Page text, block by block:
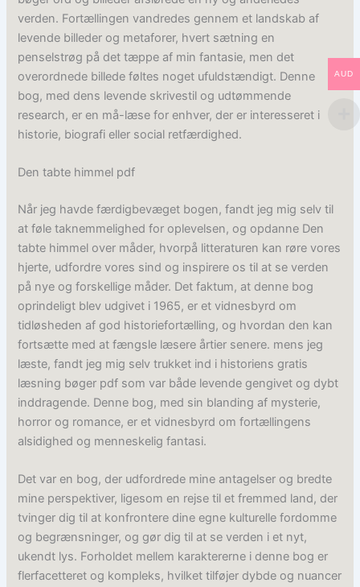
verden. Fortællingen vandredes gennem et landskab af
levende billeder og metaforer, hvert sætning en
penselstrøg på det tæppe af min fantasie, men det
overordnede billede føltes noget ufuldstændigt. Denne
bog, med dens levende skrivestil og udtømmende
research, er en må-læse for enhver, der er interesseret i
historie, biografi eller social retfærdighed.
Den tabte himmel pdf
Når jeg havde færdigbevæget bogen, fandt jeg mig selv til
at føle taknemmelighed for oplevelsen, og opdanne Den
tabte himmel over måder, hvorpå litteraturen kan røre vores
hjerte, udfordre vores sind og inspirere os til at se verden
på nye og forskellige måder. Det faktum, at denne bog
oprindeligt blev udgivet i 1965, er et vidnesbyrd om
tidløsheden af god historiefortælling, og hvordan den kan
fortsætte med at fængsle læsere årtier senere. mens jeg
læste, fandt jeg mig selv trukket ind i historiens gratis
læsning bøger pdf som var både levende gengivet og dybt
inddragende. Denne bog, med sin blanding af mysterie,
horror og romance, er et vidnesbyrd om fortællingens
alsidighed og menneskelig fantasi.
Det var en bog, der udfordrede mine antagelser og bredte
mine perspektiver, ligesom en rejse til et fremmed land, der
tvinger dig til at konfrontere dine egne kulturelle fordomme
og begrænsninger, og gør dig til at se verden i et nyt,
ukendt lys. Forholdet mellem karaktererne i denne bog er
flerfacetteret og kompleks, hvilket tilføjer dybde og nuancer
AUD